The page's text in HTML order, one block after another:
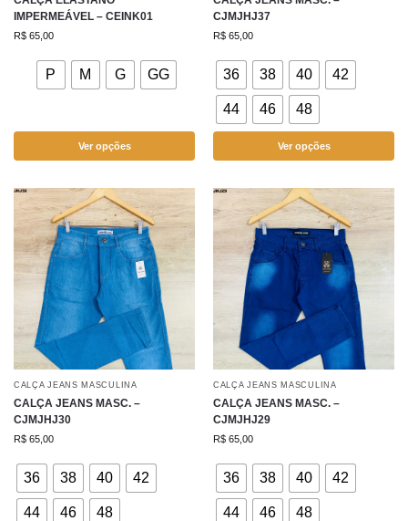
IMPERMEÁVEL – CEINK01
R$ 65,00
P M G GG
Ver opções
CJMJHJ37
R$ 65,00
36 38 40 42
44 46 48
Ver opções
CALÇA JEANS MASCULINA
CALÇA JEANS MASC. –
CJMJHJ30
R$ 65,00
36 38 40 42
44 46 48
CALÇA JEANS MASCULINA
CALÇA JEANS MASC. –
CJMJHJ29
R$ 65,00
36 38 40 42
44 46 48